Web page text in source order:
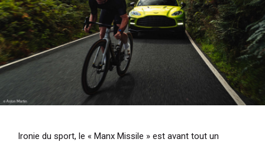
Ironie du sport, le « Manx Missile » est avant tout un